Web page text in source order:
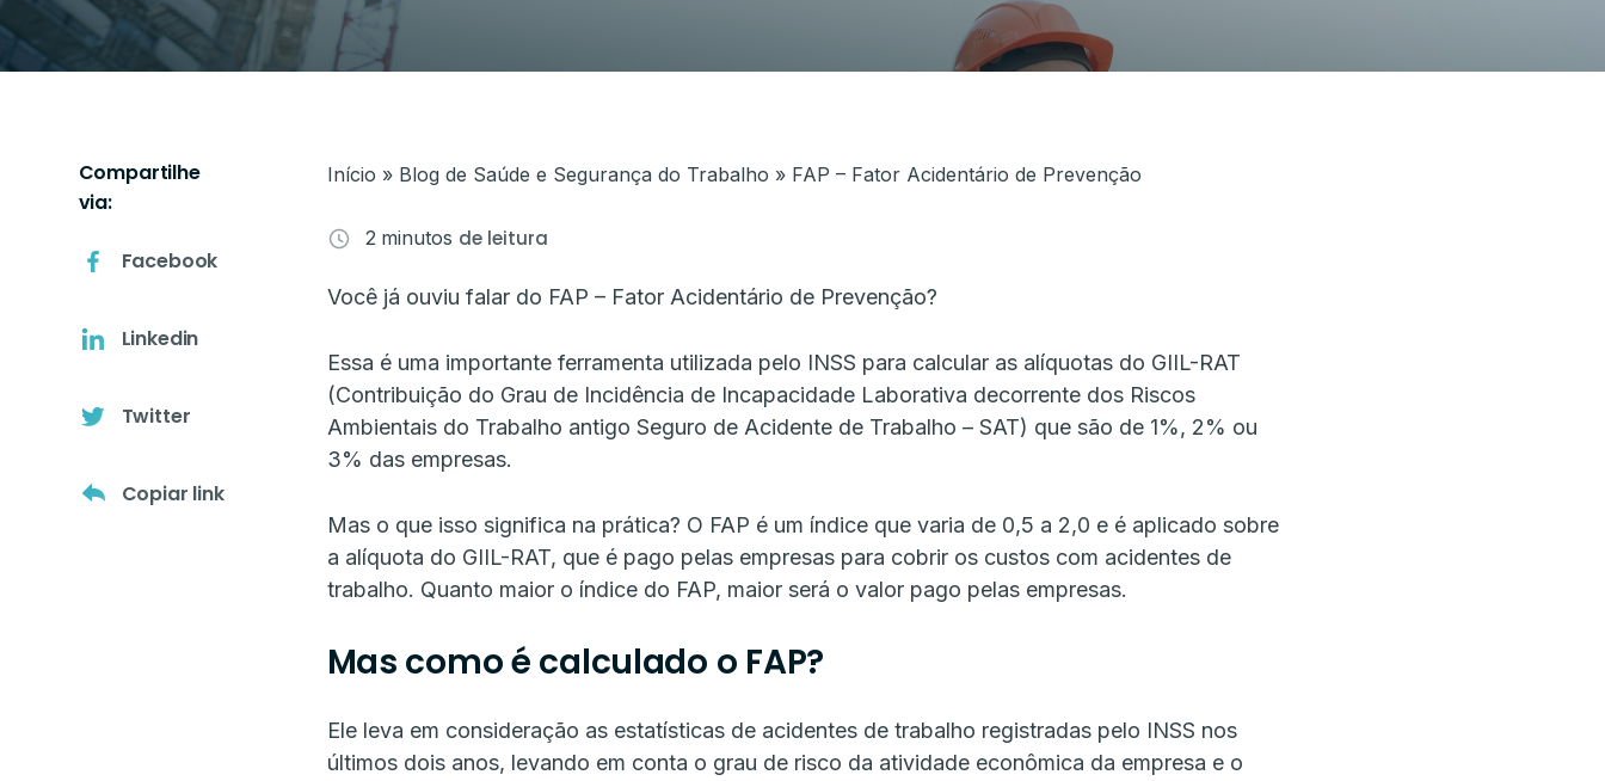
O próprio colaborador pode agendar o seu
exame médico na nossa rede de partners em
todo o Brasil.
Mais agilidade, segurança e liberdade para assinar
Compartilhe
via:
Facebook
Linkedin
Twitter
Copiar link
Início » Blog de Saúde e Segurança do Trabalho » FAP – Fator Acidentário de Prevenção
2 minutos de leitura
Você já ouviu falar do FAP – Fator Acidentário de Prevenção?
Essa é uma importante ferramenta utilizada pelo INSS para calcular as alíquotas do GIIL-RAT
(Contribuição do Grau de Incidência de Incapacidade Laborativa decorrente dos Riscos
Ambientais do Trabalho antigo Seguro de Acidente de Trabalho – SAT) que são de 1%, 2% ou
3% das empresas.
Mas o que isso significa na prática? O FAP é um índice que varia de 0,5 a 2,0 e é aplicado sobre
a alíquota do GIIL-RAT, que é pago pelas empresas para cobrir os custos com acidentes de
trabalho. Quanto maior o índice do FAP, maior será o valor pago pelas empresas.
Mas como é calculado o FAP?
Ele leva em consideração as estatísticas de acidentes de trabalho registradas pelo INSS nos
últimos dois anos, levando em conta o grau de risco da atividade econômica da empresa e o